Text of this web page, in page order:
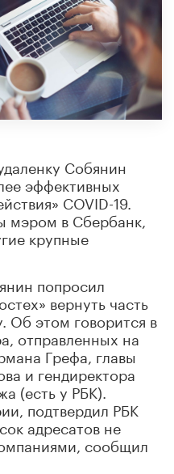
Собянин
эффективных
COVID-19.
мэром в Сбербанк,
крупные
попросил
вернуть часть
Об этом говорится в
отправленных на
Грефа, главы
и гендиректора
(есть у РБК).
подтвердил РБК
адресатов не
сообщил